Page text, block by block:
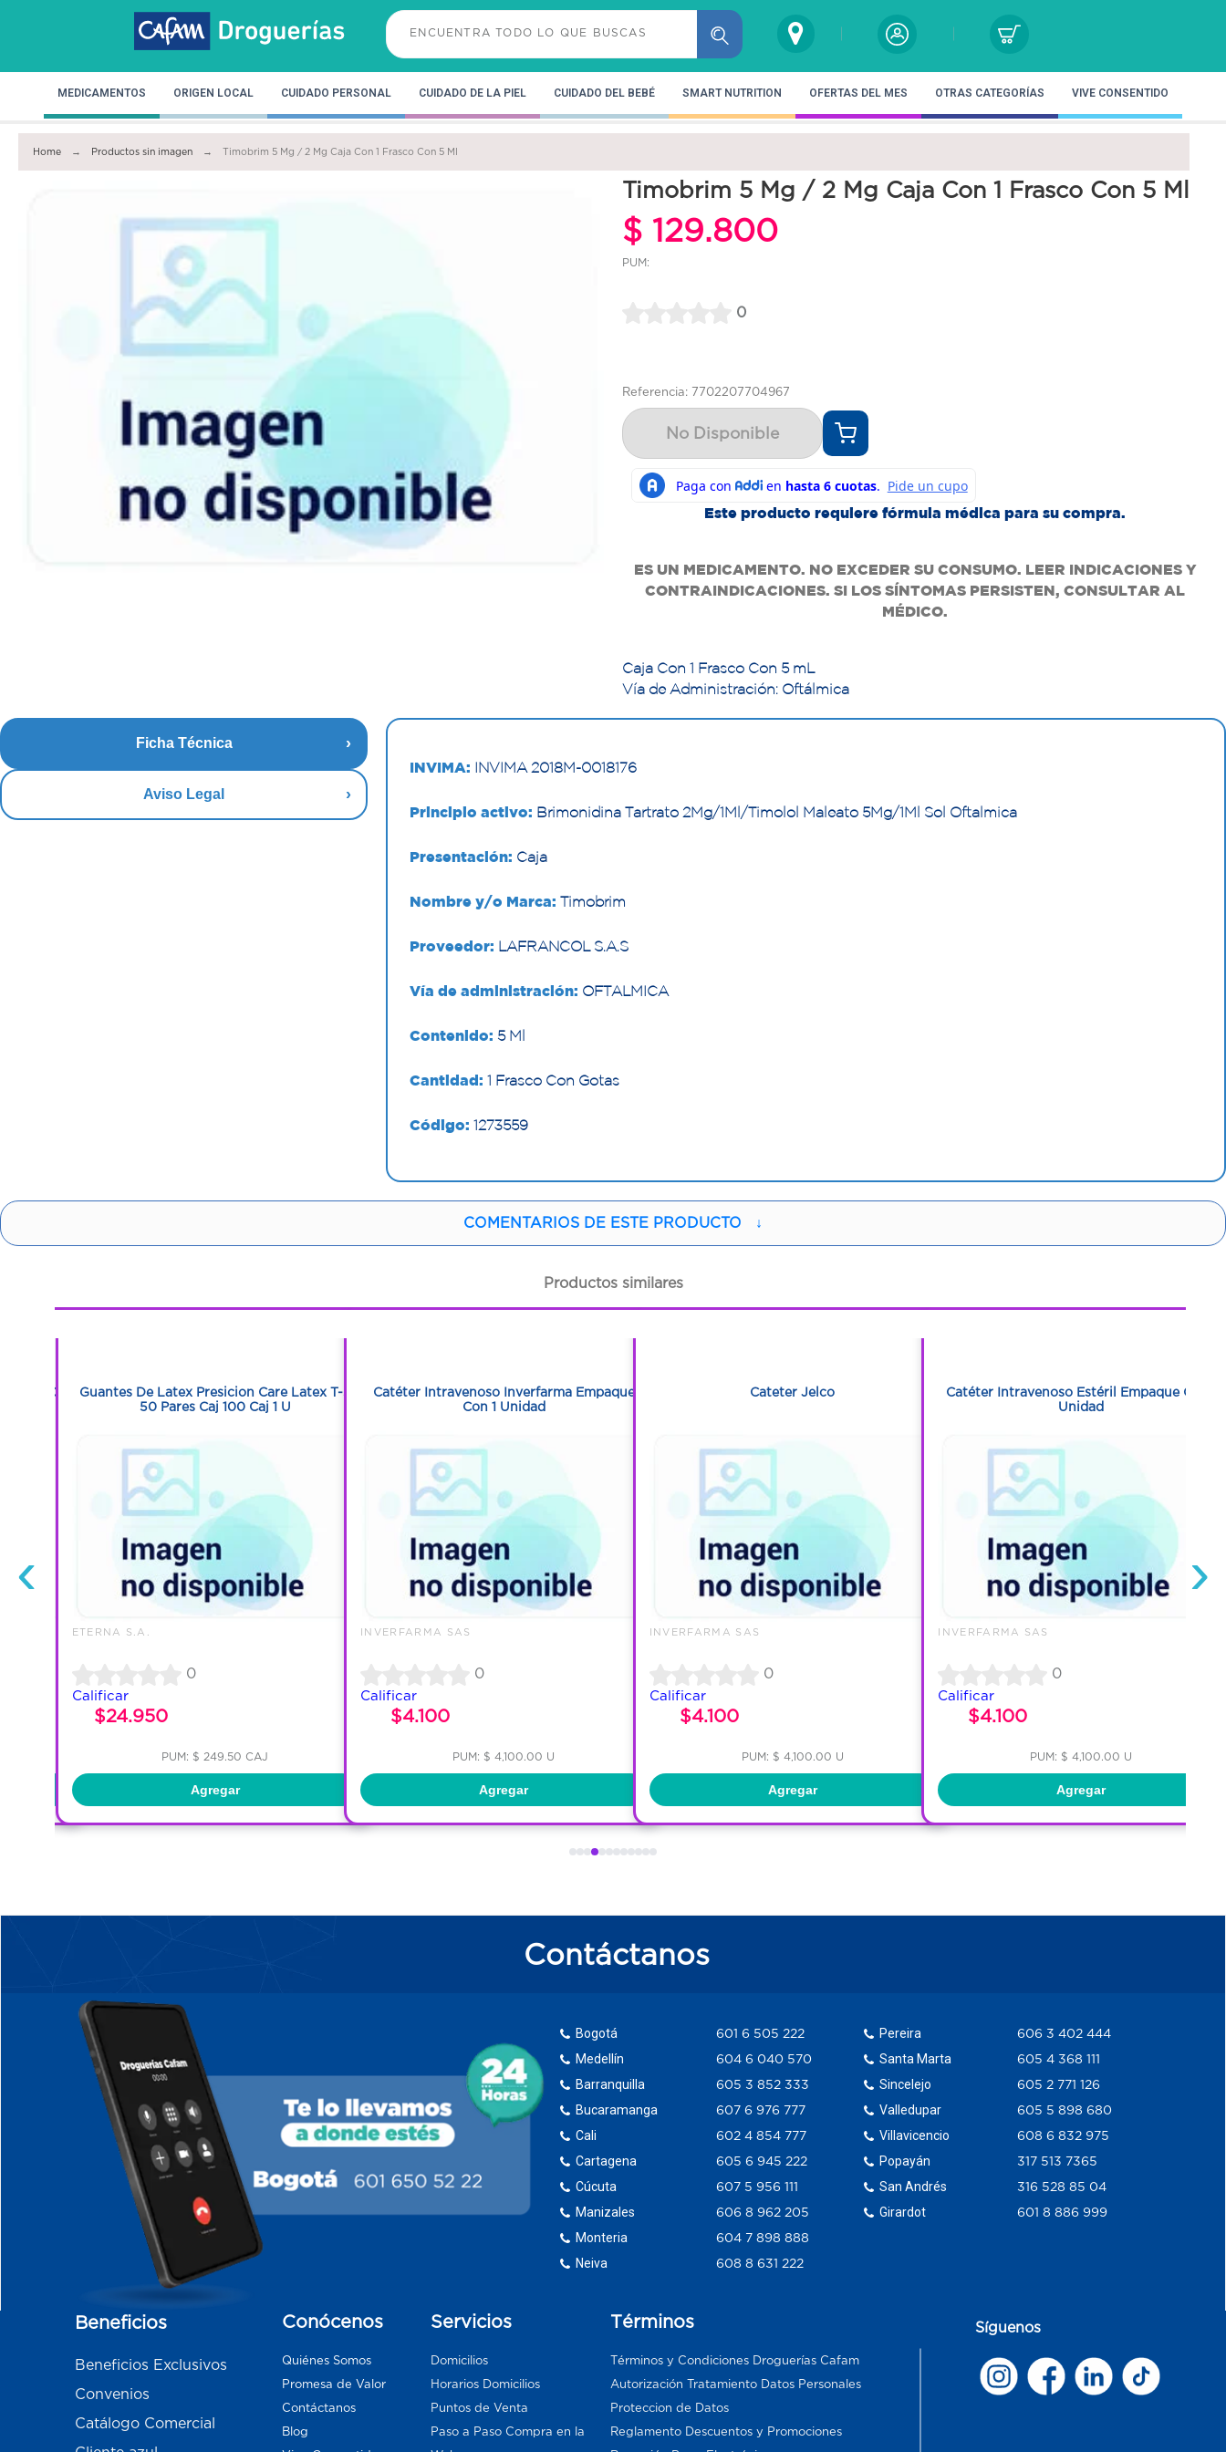
MEDICAMENTOS ORIGEN LOCAL CUIDADO PERSONAL CUIDADO DE LA PIEL CUIDADO DEL BEBÉ SMART NUTRITION OFERTAS DEL MES OTRAS CATEGORÍAS VIVE CONSENTIDO
Home Productos sin imagen Timobrim 5 Mg / 2 Mg Caja Con 1 Frasco Con 5 Ml
Timobrim 5 Mg / 2 Mg Caja Con 1 Frasco Con 5 Ml
$ 129.800
PUM:
0
Referencia: 7702207704967
No Disponible
Este producto requiere fórmula médica para su compra.
ES UN MEDICAMENTO. NO EXCEDER SU CONSUMO. LEER INDICACIONES Y
CONTRAINDICACIONES. SI LOS SÍNTOMAS PERSISTEN, CONSULTAR AL
MÉDICO.
Caja Con 1 Frasco Con 5 mL
Vía de Administración: Oftálmica
Ficha Técnica
Aviso Legal
INVIMA: INVIMA 2018M-0018176
Principio activo: Brimonidina Tartrato 2Mg/1Ml/Timolol Maleato 5Mg/1Ml Sol Oftalmica
Presentación: Caja
Nombre y/o Marca: Timobrim
Proveedor: LAFRANCOL S.A.S
Vía de administración: OFTALMICA
Contenido: 5 Ml
Cantidad: 1 Frasco Con Gotas
Código: 1273559
COMENTARIOS DE ESTE PRODUCTO ↓
Productos similares
‹
Con 60
Guantes De Latex Presicion Care Latex T-S
50 Pares Caj 100 Caj 1 U
ETERNA S.A.
0
Calificar
$24.950
PUM: $ 249.50 CAJ
Agregar
Catéter Intravenoso Inverfarma Empaque
Con 1 Unidad
INVERFARMA SAS
0
Calificar
$4.100
PUM: $ 4,100.00 U
Agregar
Cateter Jelco
INVERFARMA SAS
0
Calificar
$4.100
PUM: $ 4,100.00 U
Agregar
Catéter Intravenoso Estéril Empaque Con 1
Unidad
INVERFARMA SAS
0
Calificar
$4.100
PUM: $ 4,100.00 U
Agregar
›
Contáctanos
Bogotá
Medellín
Barranquilla
Bucaramanga
Cali
Cartagena
Cúcuta
Manizales
Monteria
Neiva
601 6 505 222
604 6 040 570
605 3 852 333
607 6 976 777
602 4 854 777
605 6 945 222
607 5 956 111
606 8 962 205
604 7 898 888
608 8 631 222
Pereira
Santa Marta
Sincelejo
Valledupar
Villavicencio
Popayán
San Andrés
Girardot
606 3 402 444
605 4 368 111
605 2 771 126
605 5 898 680
608 6 832 975
317 513 7365
316 528 85 04
601 8 886 999
Beneficios
Beneficios Exclusivos
Convenios
Catálogo Comercial
Conócenos
Quiénes Somos
Promesa de Valor
Contáctanos
Blog
Servicios
Domicilios
Horarios Domicilios
Puntos de Venta
Paso a Paso Compra en la
Términos
Términos y Condiciones Droguerías Cafam
Autorización Tratamiento Datos Personales
Proteccion de Datos
Reglamento Descuentos y Promociones
Síguenos